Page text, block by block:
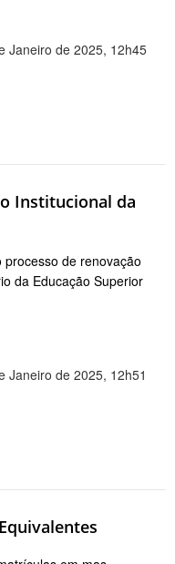
Janeiro de 2025, 12h45
Institucional da
de renovação
da Educação Superior
Janeiro de 2025, 12h51